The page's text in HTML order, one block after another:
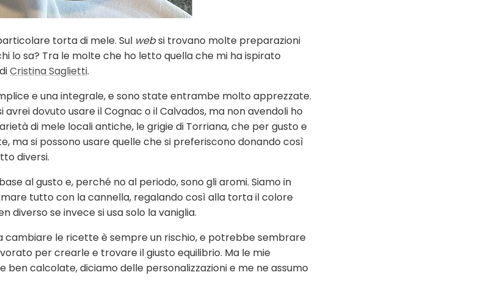
torta di mele. Sul websi trovano molte preparazioni
lo sa? Tra le molte che ho letto quella che mi ha ispirato
Cristina Saglietti.
e una integrale, e sono state entrambe molto apprezzate.
dovuto usare il Cognac o il Calvados, ma non avendoli ho
di mele locali antiche, le grigie di Torriana, che per gusto e
ma si possono usare quelle che si preferiscono donando così
diversi.
al gusto e, perché no al periodo, sono gli aromi. Siamo in
tutto con la cannella, regalando così alla torta il colore
diverso se invece si usa solo la vaniglia.
cambiare le ricette è sempre un rischio, e potrebbe sembrare
per crearle e trovare il giusto equilibrio. Ma le mie
ben calcolate, diciamo delle personalizzazioni e me ne assumo